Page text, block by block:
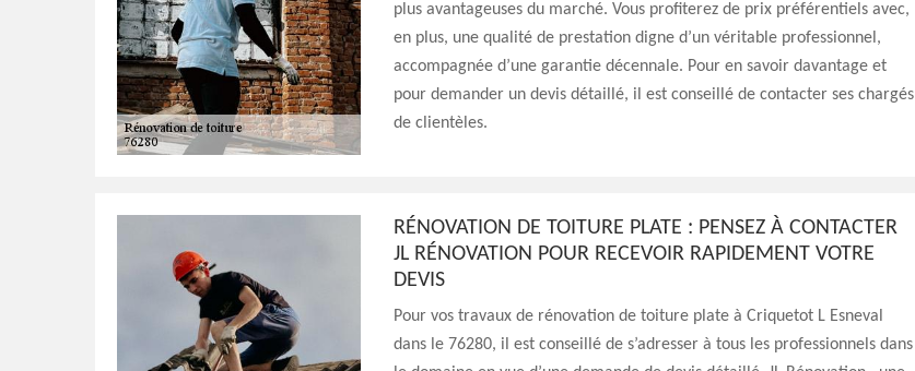
plus avantageuses du marché. Vous profiterez de prix préférentiels avec,
en plus, une qualité de prestation digne d’un véritable professionnel,
accompagnée d’une garantie décennale. Pour en savoir davantage et
pour demander un devis détaillé, il est conseillé de contacter ses chargés
de clientèles.
RÉNOVATION DE TOITURE PLATE : PENSEZ À CONTACTER
JL RÉNOVATION POUR RECEVOIR RAPIDEMENT VOTRE
DEVIS
Pour vos travaux de rénovation de toiture plate à Criquetot L Esneval
dans le 76280, il est conseillé de s’adresser à tous les professionnels dans